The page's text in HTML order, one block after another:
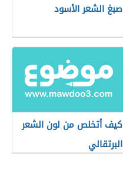
صبغ الشعر الأسود
كيف أتخلص من لون الشعر
البرتقالي